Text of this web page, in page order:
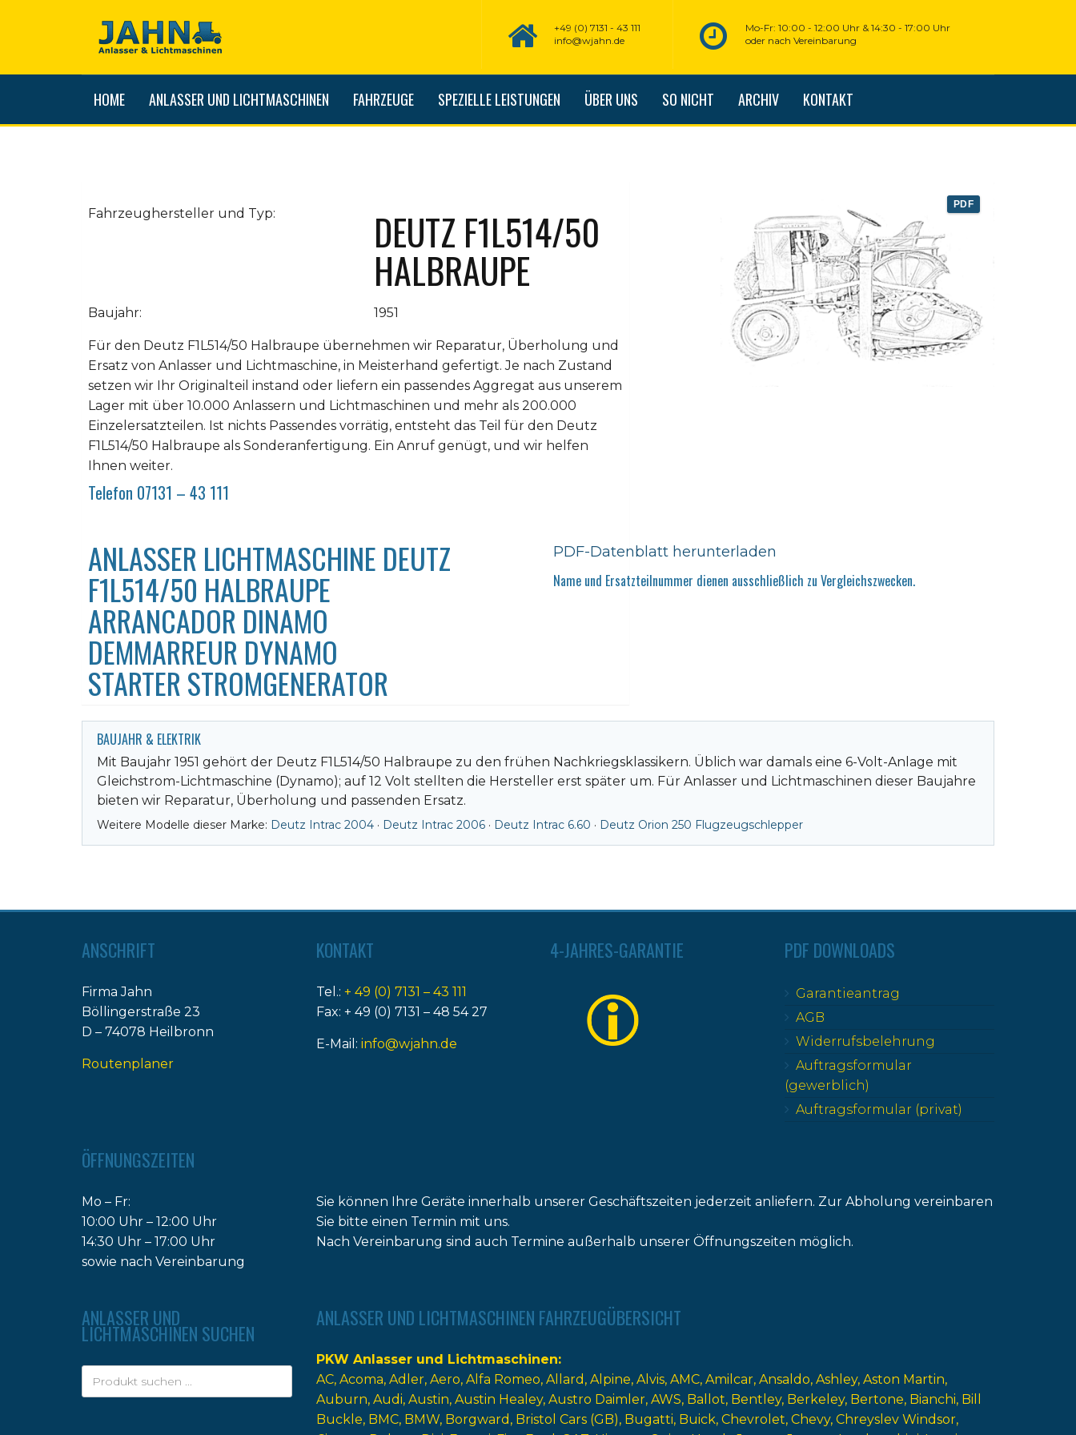
Mo-Fr: 10:00 - 12:00 Uhr & 14:30 - 17:00 Uhr
oder nach Vereinbarung
+49 (0) 7131 - 43 111
info@wjahn.de
HOME ANLASSER UND LICHTMASCHINEN FAHRZEUGE SPEZIELLE LEISTUNGEN ÜBER UNS SO NICHT ARCHIV KONTAKT
PDF
Fahrzeughersteller und Typ: DEUTZ F1L514/50
HALBRAUPE
Baujahr: 1951
Für den Deutz F1L514/50 Halbraupe übernehmen wir Reparatur, Überholung und
Ersatz von Anlasser und Lichtmaschine, in Meisterhand gefertigt. Je nach Zustand
setzen wir Ihr Originalteil instand oder liefern ein passendes Aggregat aus unserem
Lager mit über 10.000 Anlassern und Lichtmaschinen und mehr als 200.000
Einzelersatzteilen. Ist nichts Passendes vorrätig, entsteht das Teil für den Deutz
F1L514/50 Halbraupe als Sonderanfertigung. Ein Anruf genügt, und wir helfen
Ihnen weiter.
Telefon 07131 – 43 111
ANLASSER LICHTMASCHINE DEUTZ
F1L514/50 HALBRAUPE
ARRANCADOR DINAMO
DEMMARREUR DYNAMO
STARTER STROMGENERATOR
PDF-Datenblatt herunterladen
Name und Ersatzteilnummer dienen ausschließlich zu Vergleichszwecken.
BAUJAHR & ELEKTRIK
Mit Baujahr 1951 gehört der Deutz F1L514/50 Halbraupe zu den frühen Nachkriegsklassikern. Üblich war damals eine 6-Volt-Anlage mit
Gleichstrom-Lichtmaschine (Dynamo); auf 12 Volt stellten die Hersteller erst später um. Für Anlasser und Lichtmaschinen dieser Baujahre
bieten wir Reparatur, Überholung und passenden Ersatz.
Weitere Modelle dieser Marke: Deutz Intrac 2004 · Deutz Intrac 2006 · Deutz Intrac 6.60 · Deutz Orion 250 Flugzeugschlepper
ANSCHRIFT
Firma Jahn
Böllingerstraße 23
D – 74078 Heilbronn
Routenplaner
KONTAKT
Tel.: + 49 (0) 7131 – 43 111
Fax: + 49 (0) 7131 – 48 54 27
E-Mail: info@wjahn.de
4-JAHRES-GARANTIE PDF DOWNLOADS
Garantieantrag
AGB
Widerrufsbelehrung
Auftragsformular
(gewerblich)
Auftragsformular (privat)
ÖFFNUNGSZEITEN
Mo – Fr:
10:00 Uhr – 12:00 Uhr
14:30 Uhr – 17:00 Uhr
sowie nach Vereinbarung
Sie können Ihre Geräte innerhalb unserer Geschäftszeiten jederzeit anliefern. Zur Abholung vereinbaren
Sie bitte einen Termin mit uns.
Nach Vereinbarung sind auch Termine außerhalb unserer Öffnungszeiten möglich.
ANLASSER UND
LICHTMASCHINEN SUCHEN
ANLASSER UND LICHTMASCHINEN FAHRZEUGÜBERSICHT
PKW Anlasser und Lichtmaschinen
AC Acoma Adler Aero Alfa Romeo Allard Alpine Alvis AMC Amilcar Ansaldo Ashley Aston Martin
Auburn Audi Austin Austin Healey Austro Daimler AWS Ballot Bentley Berkeley Bertone Bianchi Bill
Buckle BMC BMW Borgward Bristol Cars (GB) Bugatti Buick Chevrolet Chevy Chreyslev Windsor